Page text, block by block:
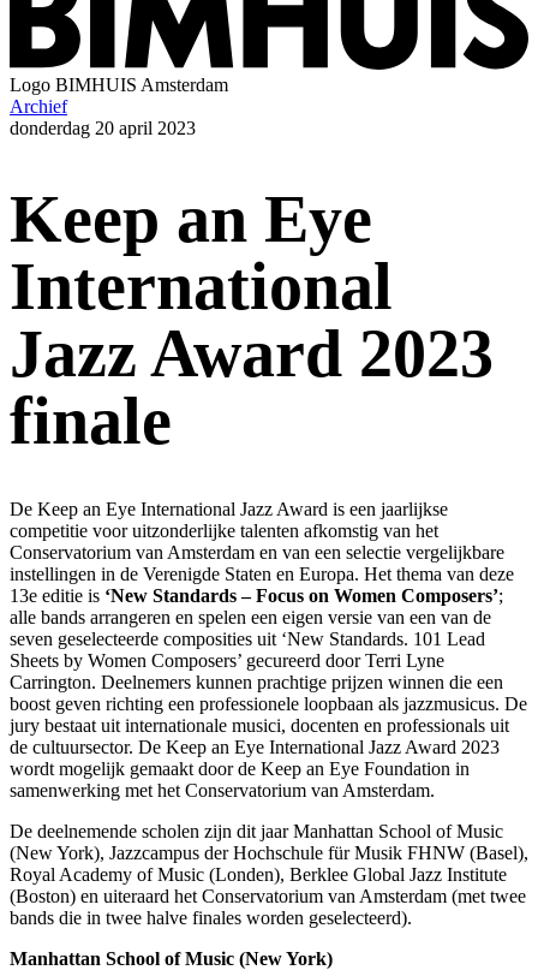
Logo BIMHUIS Amsterdam
Archief
donderdag 20 april 2023
Keep an Eye
International
Jazz Award 2023
finale
De Keep an Eye International Jazz Award is een jaarlijkse
competitie voor uitzonderlijke talenten afkomstig van het
Conservatorium van Amsterdam en van een selectie vergelijkbare
instellingen in de Verenigde Staten en Europa. Het thema van deze
13e editie is ‘New Standards – Focus on Women Composers’;
alle bands arrangeren en spelen een eigen versie van een van de
seven geselecteerde composities uit ‘New Standards. 101 Lead
Sheets by Women Composers’ gecureerd door Terri Lyne
Carrington. Deelnemers kunnen prachtige prijzen winnen die een
boost geven richting een professionele loopbaan als jazzmusicus. De
jury bestaat uit internationale musici, docenten en professionals uit
de cultuursector. De Keep an Eye International Jazz Award 2023
wordt mogelijk gemaakt door de Keep an Eye Foundation in
samenwerking met het Conservatorium van Amsterdam.
De deelnemende scholen zijn dit jaar Manhattan School of Music
(New York), Jazzcampus der Hochschule für Musik FHNW (Basel),
Royal Academy of Music (Londen), Berklee Global Jazz Institute
(Boston) en uiteraard het Conservatorium van Amsterdam (met twee
bands die in twee halve finales worden geselecteerd).
Manhattan School of Music (New York)